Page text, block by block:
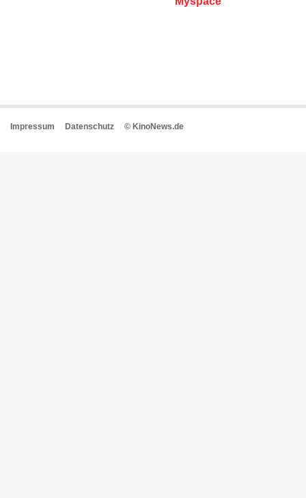
Impressum Datenschutz © KinoNews.de